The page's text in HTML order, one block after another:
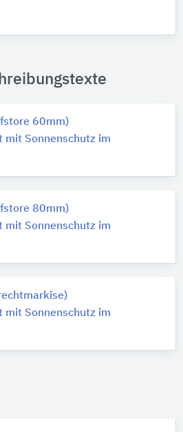
60mm)
mit Sonnenschutz im
80mm)
mit Sonnenschutz im
mit Sonnenschutz im